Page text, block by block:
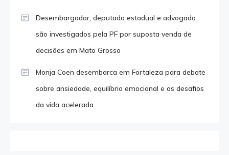
Desembargador, deputado estadual e advogado
são investigados pela PF por suposta venda de
decisões em Mato Grosso
Monja Coen desembarca em Fortaleza para debate
sobre ansiedade, equilíbrio emocional e os desafios
da vida acelerada